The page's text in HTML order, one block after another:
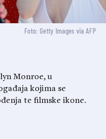
Foto: Getty Images via AFP
Monroe, u
kojima se
te filmske ikone.